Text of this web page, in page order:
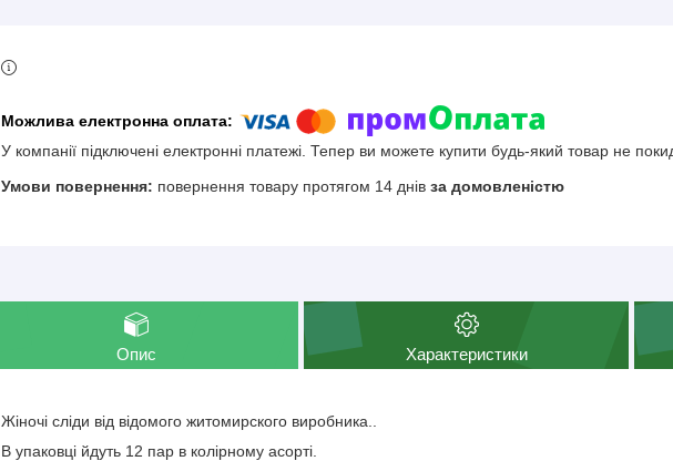
У компанії підключені електронні платежі. Тепер ви можете купити будь-який товар не
повернення товару протягом 14 днів за домовленістю
Опис Характеристики
Жіночі сліди від відомого житомирского виробника..
В упаковці йдуть 12 пар в колірному асорті.